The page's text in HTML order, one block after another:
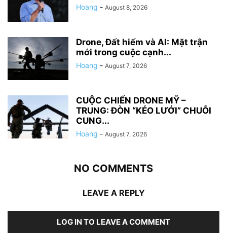
Hoang - August 8, 2026
Drone, Đất hiếm và AI: Mặt trận
mới trong cuộc cạnh...
Hoang - August 7, 2026
CUỘC CHIẾN DRONE MỸ –
TRUNG: ĐÒN “KÉO LƯỚI” CHUỖI
CUNG...
Hoang - August 7, 2026
NO COMMENTS
LEAVE A REPLY
LOG IN TO LEAVE A COMMENT